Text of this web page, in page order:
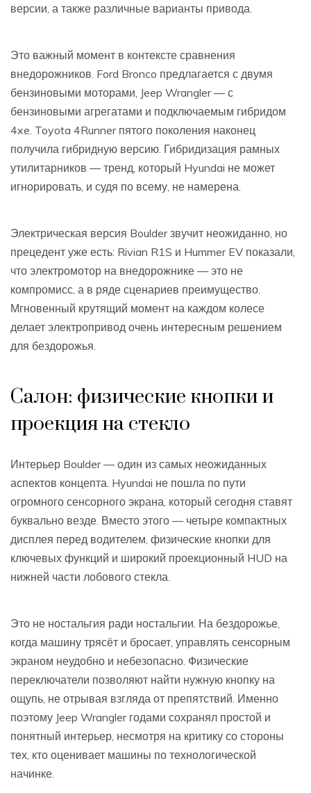
версии, а также различные варианты привода.
Это важный момент в контексте сравнения
внедорожников. Ford Bronco предлагается с двумя
бензиновыми моторами, Jeep Wrangler — с
бензиновыми агрегатами и подключаемым гибридом
4xe. Toyota 4Runner пятого поколения наконец
получила гибридную версию. Гибридизация рамных
утилитарников — тренд, который Hyundai не может
игнорировать, и судя по всему, не намерена.
Электрическая версия Boulder звучит неожиданно, но
прецедент уже есть: Rivian R1S и Hummer EV показали,
что электромотор на внедорожнике — это не
компромисс, а в ряде сценариев преимущество.
Мгновенный крутящий момент на каждом колесе
делает электропривод очень интересным решением
для бездорожья.
Салон: физические кнопки и
проекция на стекло
Интерьер Boulder — один из самых неожиданных
аспектов концепта. Hyundai не пошла по пути
огромного сенсорного экрана, который сегодня ставят
буквально везде. Вместо этого — четыре компактных
дисплея перед водителем, физические кнопки для
ключевых функций и широкий проекционный HUD на
нижней части лобового стекла.
Это не ностальгия ради ностальгии. На бездорожье,
когда машину трясёт и бросает, управлять сенсорным
экраном неудобно и небезопасно. Физические
переключатели позволяют найти нужную кнопку на
ощупь, не отрывая взгляда от препятствий. Именно
поэтому Jeep Wrangler годами сохранял простой и
понятный интерьер, несмотря на критику со стороны
тех, кто оценивает машины по технологической
начинке.